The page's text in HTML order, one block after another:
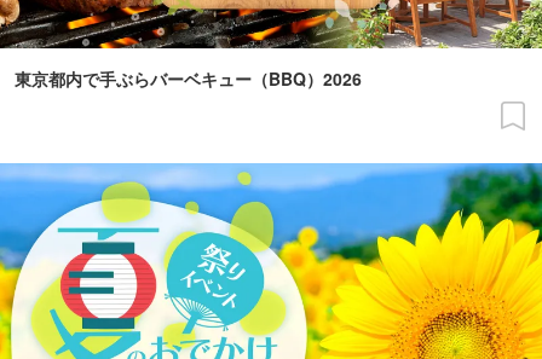
東京都内で手ぶらバーベキュー（BBQ）2026